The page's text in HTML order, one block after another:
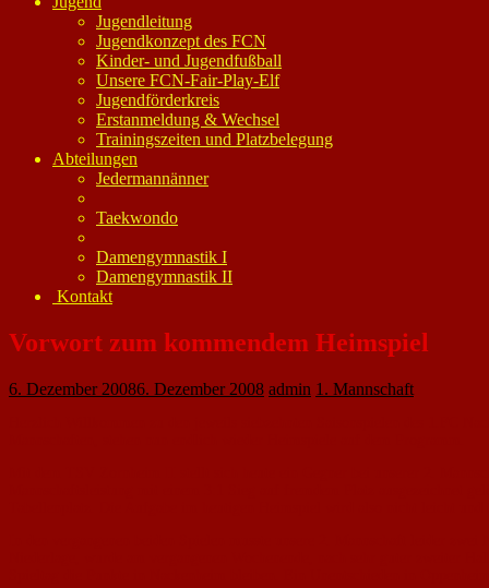
Jugendleitung
Jugendkonzept des FCN
Kinder- und Jugendfußball
Unsere FCN-Fair-Play-Elf
Jugendförderkreis
Erstanmeldung & Wechsel
Trainingszeiten und Platzbelegung
Abteilungen
Jedermannänner
Taekwondo
Damengymnastik I
Damengymnastik II
Kontakt
Vorwort zum kommendem Heimspiel
6. Dezember 20086. Dezember 2008 admin 1. Mannschaft